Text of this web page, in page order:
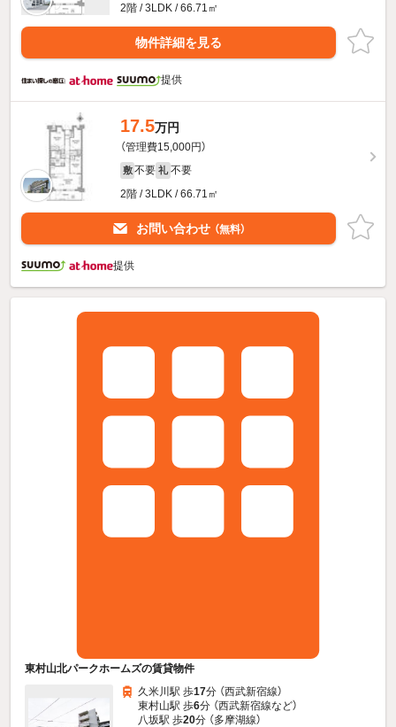
2階 / 3LDK / 66.71㎡
物件詳細を見る
提供
17.5万円
（管理費15,000円）
敷 不要 礼 不要
2階 / 3LDK / 66.71㎡
お問い合わせ （無料）
提供
東村山北パークホームズの賃貸物件
久米川駅 歩17分 （西武新宿線）
東村山駅 歩6分 （西武新宿線など）
八坂駅 歩20分 （多摩湖線）